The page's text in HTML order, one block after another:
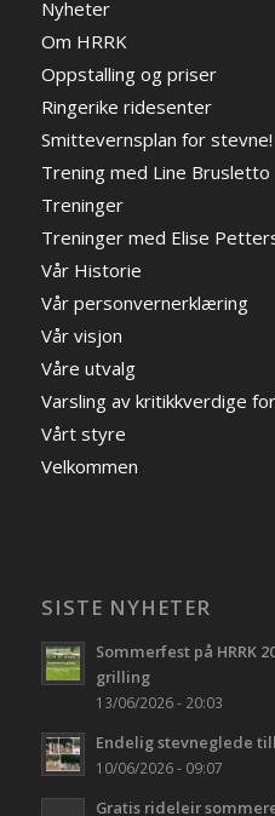
Nyheter
Om HRRK
Oppstalling og priser
Ringerike ridesenter
Smittevernsplan for stevne!
Trening med Line Brusletto
Treninger
Treninger med Elise
Vår Historie
Vår personvernerklæring
Vår visjon
Våre utvalg
Varsling av kritikkverdige
Vårt styre
Velkommen
SISTE NYHETER
Sommerfest på HRRK
grilling
13/06/2026 - 20:03
Endelig stevneglede
10/06/2026 - 09:07
Gratis rideleir